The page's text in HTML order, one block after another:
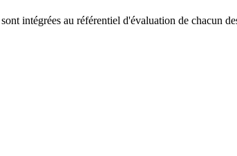
intégrées au référentiel d'évaluation de chacun